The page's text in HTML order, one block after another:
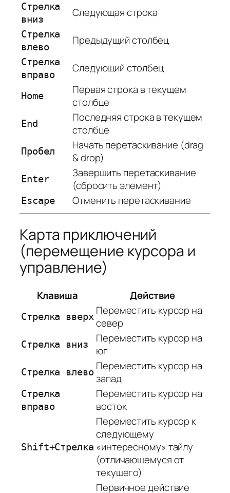
Стрелка
вниз
Следующая строка
Стрелка
влево
Предыдущий столбец
Стрелка
вправо
Следующий столбец
Home
Первая строка в текущем
столбце
End
Последняя строка в текущем
столбце
Пробел
Начать перетаскивание (drag
& drop)
Enter
Завершить перетаскивание
(сбросить элемент)
Escape Отменить перетаскивание
Карта приключений
(перемещение курсора и
управление)
Клавиша Действие
Стрелка вверх Переместить курсор на
север
Стрелка вниз
Переместить курсор на
юг
Стрелка влево Переместить курсор на
запад
Стрелка
вправо
Переместить курсор на
восток
Shift+Стрелка
Переместить курсор к
следующему
«интересному» тайлу
(отличающемуся от
текущего)
Первичное действие